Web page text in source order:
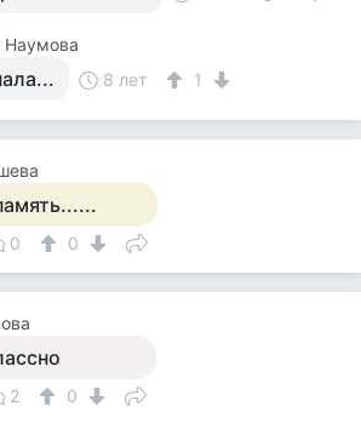
Наумова
8 лет 1
0 0
2 0